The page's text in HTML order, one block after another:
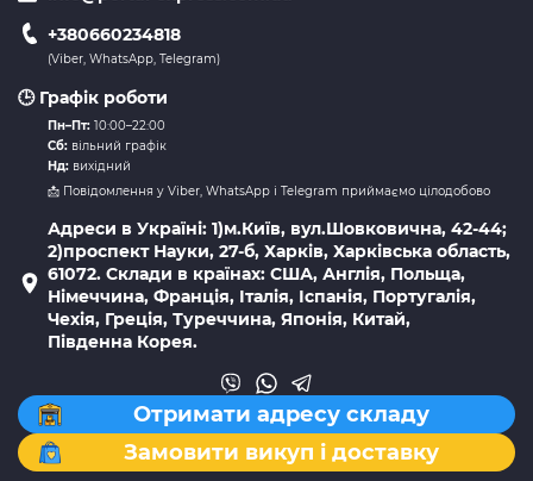
+380660234818
(Viber, WhatsApp, Telegram)
🕒 Графік роботи
Пн–Пт: 10:00–22:00
Сб: вільний графік
Нд: вихідний
📩 Повідомлення у Viber, WhatsApp і Telegram приймаємо цілодобово
Адреси в Україні: 1)м.Київ, вул.Шовковична, 42-44;
2)проспект Науки, 27-б, Харків, Харківська область,
61072. Склади в країнах: США, Англія, Польща,
Німеччина, Франція, Італія, Іспанія, Португалія,
Чехія, Греція, Туреччина, Японія, Китай,
Південна Корея.
Отримати адресу складу
Замовити викуп і доставку